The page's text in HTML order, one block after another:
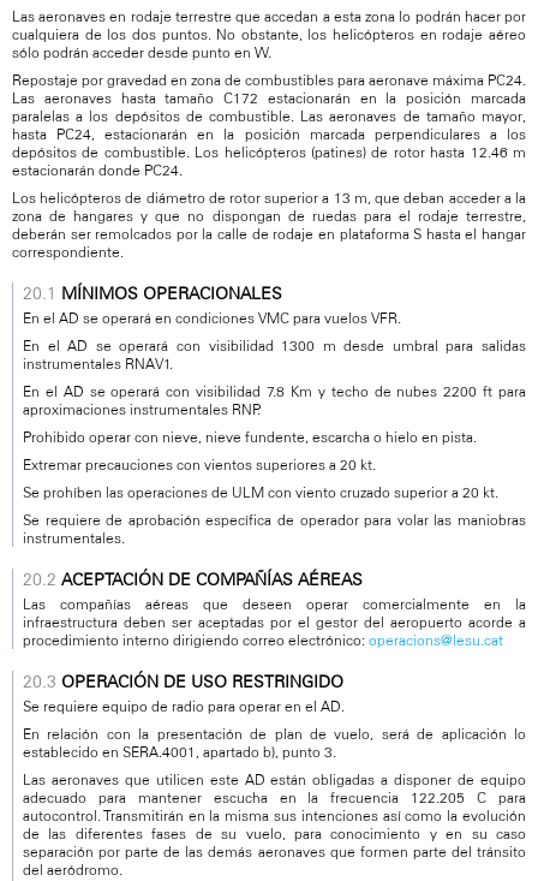
Las aeronaves en rodaje terrestre que accedan a esta zona lo podrán hacer por
cualquiera de los dos puntos. No obstante, los helicópteros en rodaje aéreo
sólo podrán acceder desde punto en W.
Repostaje por gravedad en zona de combustibles para aeronave máxima PC24.
Las aeronaves hasta tamaño C172 estacionarán en la posición marcada
paralelas a los depósitos de combustible. Las aeronaves de tamaño mayor,
hasta PC24, estacionarán en la posición marcada perpendiculares a los
depósitos de combustible. Los helicópteros (patines) de rotor hasta 12.46 m
estacionarán donde PC24.
Los helicópteros de diámetro de rotor superior a 13 m, que deban acceder a la
zona de hangares y que no dispongan de ruedas para el rodaje terrestre,
deberán ser remolcados por la calle de rodaje en plataforma S hasta el hangar
correspondiente.
MÍNIMOS OPERACIONALES
En el AD se operará en condiciones VMC para vuelos VFR.
En el AD se operará con visibilidad 1300 m desde umbral para salidas
instrumentales RNAV1.
En el AD se operará con visibilidad 7.8 Km y techo de nubes 2200 ft para
aproximaciones instrumentales RNP.
Prohibido operar con nieve, nieve fundente, escarcha o hielo en pista.
Extremar precauciones con vientos superiores a 20 kt.
Se prohíben las operaciones de ULM con viento cruzado superior a 20 kt.
Se requiere de aprobación específica de operador para volar las maniobras
instrumentales.
ACEPTACIÓN DE COMPAÑÍAS AÉREAS
Las compañías aéreas que deseen operar comercialmente en la
infraestructura deben ser aceptadas por el gestor del aeropuerto acorde a
procedimiento interno dirigiendo correo electrónico: operacions@lesu.cat
OPERACIÓN DE USO RESTRINGIDO
Se requiere equipo de radio para operar en el AD.
En relación con la presentación de plan de vuelo, será de aplicación lo
establecido en SERA.4001, apartado b), punto 3.
Las aeronaves que utilicen este AD están obligadas a disponer de equipo
adecuado para mantener escucha en la frecuencia 122.205 C para
autocontrol. Transmitirán en la misma sus intenciones así como la evolución
de las diferentes fases de su vuelo, para conocimiento y en su caso
separación por parte de las demás aeronaves que formen parte del tránsito
del aeródromo.